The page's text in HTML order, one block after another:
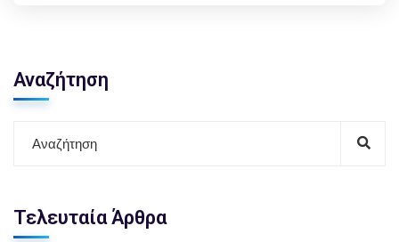
Αναζήτηση
Τελευταία Άρθρα